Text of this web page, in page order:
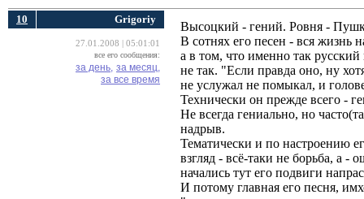
10 Grigoriy
27.01.2008 | 05:01:01
все его сообщения:
за день, за месяц,
за все время
Высоцкий - гений. Ровня -
В сотнях его песен - вся жизнь
а в том, что именно так
не так. "Если правда оно, ну
не услужал не помыкал, и
Технически он прежде всего -
Не всегда гениально, но
надрыв.
Тематически и по настроению
взгляд - всё-таки не борьба, а
начались тут его подвиги
И потому главная его песня,